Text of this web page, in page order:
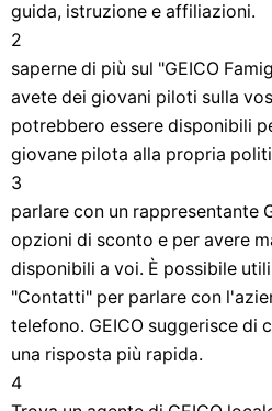
guida, istruzione e affiliazioni.
2
saperne di più sul "GEICO
avete dei giovani piloti sulla
potrebbero essere disponibili
giovane pilota alla propria
3
parlare con un rappresentante
opzioni di sconto e per avere
disponibili a voi. È possibile
"Contatti" per parlare con
telefono. GEICO suggerisce di
una risposta più rapida.
4